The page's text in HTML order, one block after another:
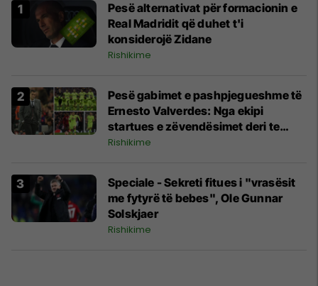
Pesë alternativat për formacionin e
Real Madridit që duhet t'i
konsiderojë Zidane
Rishikime
Pesë gabimet e pashpjegueshme të
Ernesto Valverdes: Nga ekipi
startues e zëvendësimet deri te
strategjia
Rishikime
Speciale - Sekreti fitues i "vrasësit
me fytyrë të bebes", Ole Gunnar
Solskjaer
Rishikime